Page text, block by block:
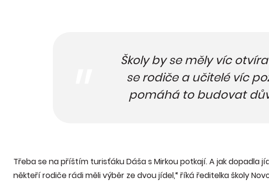
Školy by se měly víc
se rodiče a učitelé víc
pomáhá to budovat
Třeba se na příštím turisťáku Dáša s Mirkou potkají. A jak dopadla
někteří rodiče rádi měli výběr ze dvou jídel,“ říká ředitelka školy